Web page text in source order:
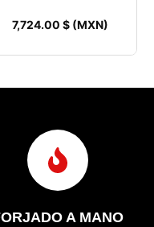
7,724.00 $ (MXN)
A MANO